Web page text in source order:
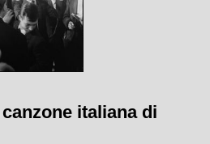
italiana di